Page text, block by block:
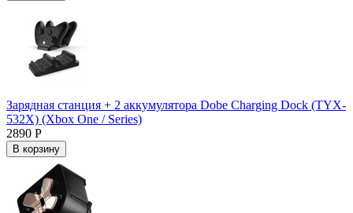
Зарядная станция + 2 аккумулятора Dobe Charging Dock (TYX-
532X) (Xbox One / Series)
2890 Р
В корзину